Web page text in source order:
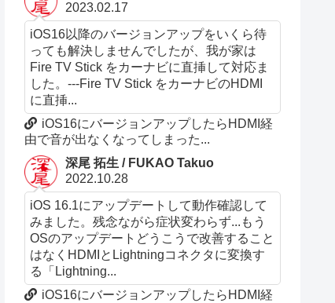
2023.02.17
iOS16以降のバージョンアップをいくら待
っても解決しませんでしたが、我が家は
Fire TV Stick をカーナビに直挿して対応ま
した。---Fire TV Stick をカーナビのHDMI
に直挿...
iOS16にバージョンアップしたらHDMI経
由で音が出なくなってしまった...
深尾 拓生 / FUKAO Takuo
2022.10.28
iOS 16.1にアップデートして動作確認して
みました。残念ながら症状変わらず...もう
OSのアップデートどうこうで改善すること
はなくHDMIとLightningコネクタに変換す
る「Lightning...
iOS16にバージョンアップしたらHDMI経